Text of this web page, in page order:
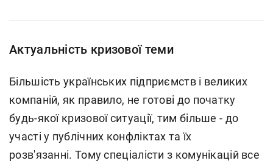
Актуальність кризової теми
Більшість українських підприємств і великих
компаній, як правило, не готові до початку
будь-якої кризової ситуації, тим більше - до
участі у публічних конфліктах та їх
розв'язанні. Тому спеціалісти з комунікацій все